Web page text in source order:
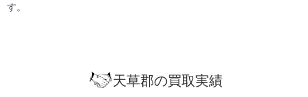
す。
天草郡の買取実績